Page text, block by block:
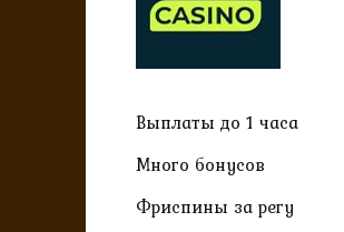
Выплаты до 1 часа
Много бонусов
Фриспины за регу